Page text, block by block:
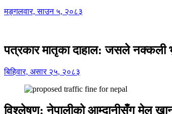
मङ्गलवार, साउन ५, २०८३
पत्रकार मातृका दाहाल: जसले नक्कली
बिहिवार, असार २५, २०८३
विश्लेषण: नेपालीको आम्दानीसँग मेल